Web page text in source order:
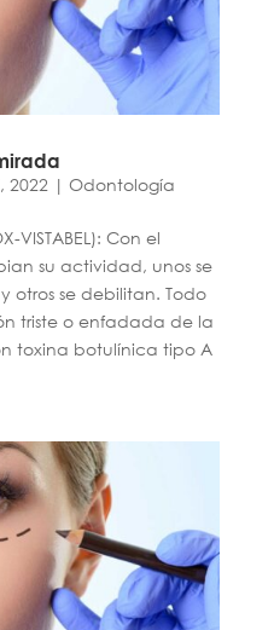
2022| Odontología
VISTABEL): Con el
su actividad, unos se
otros se debilitan. Todo
triste o enfadada de la
toxina botulínica tipo A